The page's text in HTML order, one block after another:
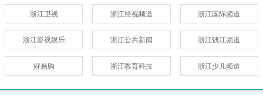
浙江卫视 浙江经视频道 浙江国际频道
浙江影视娱乐 浙江公共新闻 浙江钱江频道
好易购 浙江教育科技 浙江少儿频道